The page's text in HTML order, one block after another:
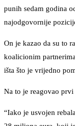
punih sedam godina
najodgovornije
On je kazao da su to
koalicionim
išta što je vrijedno
Na to je reagovao
“Iako je usvojen